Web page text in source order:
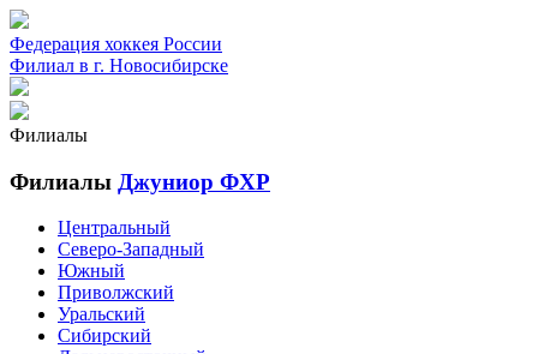
Федерация хоккея России
Филиал в г. Новосибирске
Филиалы
Филиалы Джуниор ФХР
Центральный
Северо-Западный
Южный
Приволжский
Уральский
Сибирский